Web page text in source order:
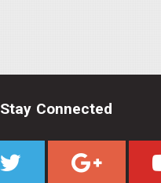
Stay Connected